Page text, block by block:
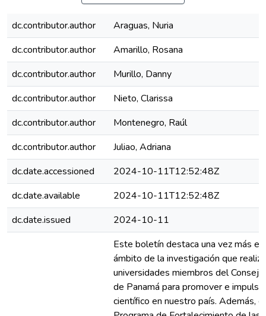
dc.contributor.author
Araguas, Nuria
dc.contributor.author
Amarillo, Rosana
dc.contributor.author
Murillo, Danny
dc.contributor.author
Nieto, Clarissa
dc.contributor.author
Montenegro, Raúl
dc.contributor.author
Juliao, Adriana
dc.date.accessioned
2024-10-11T12:52:48Z
dc.date.available
2024-10-11T12:52:48Z
dc.date.issued
2024-10-11
Este boletín destaca una vez más el
ámbito de la investigación que
universidades miembros del
de Panamá para promover e
científico en nuestro país. Además,